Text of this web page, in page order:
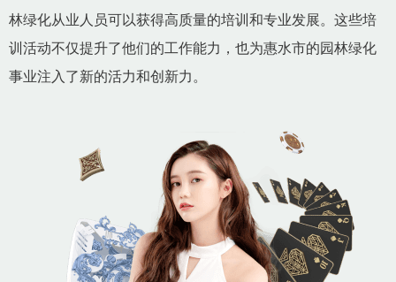
林绿化从业人员可以获得高质量的培训和专业发展。这些培
训活动不仅提升了他们的工作能力，也为惠水市的园林绿化
事业注入了新的活力和创新力。